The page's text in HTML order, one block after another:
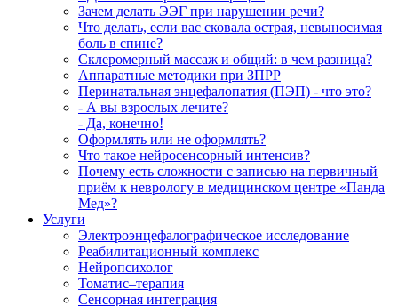
Зачем делать ЭЭГ при нарушении речи?
Что делать, если вас сковала острая, невыносимая
боль в спине?
Склеромерный массаж и общий: в чем разница?
Аппаратные методики при ЗПРР
Перинатальная энцефалопатия (ПЭП) - что это?
- А вы взрослых лечите?
- Да, конечно!
Оформлять или не оформлять?
Что такое нейросенсорный интенсив?
Почему есть сложности с записью на первичный
приём к неврологу в медицинском центре «Панда
Мед»?
Услуги
Электроэнцефалографическое исследование
Реабилитационный комплекс
Нейропсихолог
Томатис–терапия
Сенсорная интеграция